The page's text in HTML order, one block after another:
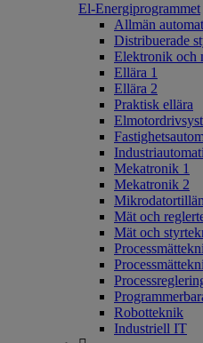
El-Energiprogrammet
Allmän
Distribuerade
Elektronik och
Ellära 1
Ellära 2
Praktisk ellära
Mekatronik 1
Mekatronik 2
Mät och
Mät och
Robotteknik
Industriell IT